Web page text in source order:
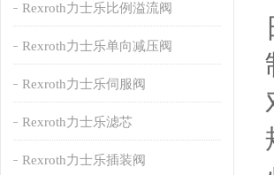
Rexroth力士乐比例溢流阀
Rexroth力士乐单向减压阀
Rexroth力士乐伺服阀
Rexroth力士乐滤芯
Rexroth力士乐插装阀